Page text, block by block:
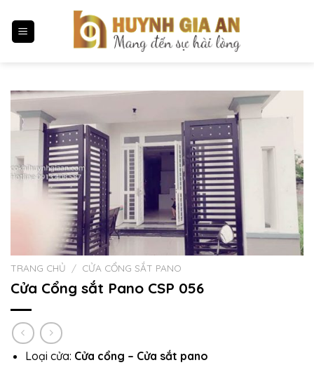
đến
nội
TRANG CHỦ / CỬA CỔNG SẮT PANO
Cửa Cổng sắt Pano CSP 056
Loại cửa: Cửa cổng – Cửa sắt pano